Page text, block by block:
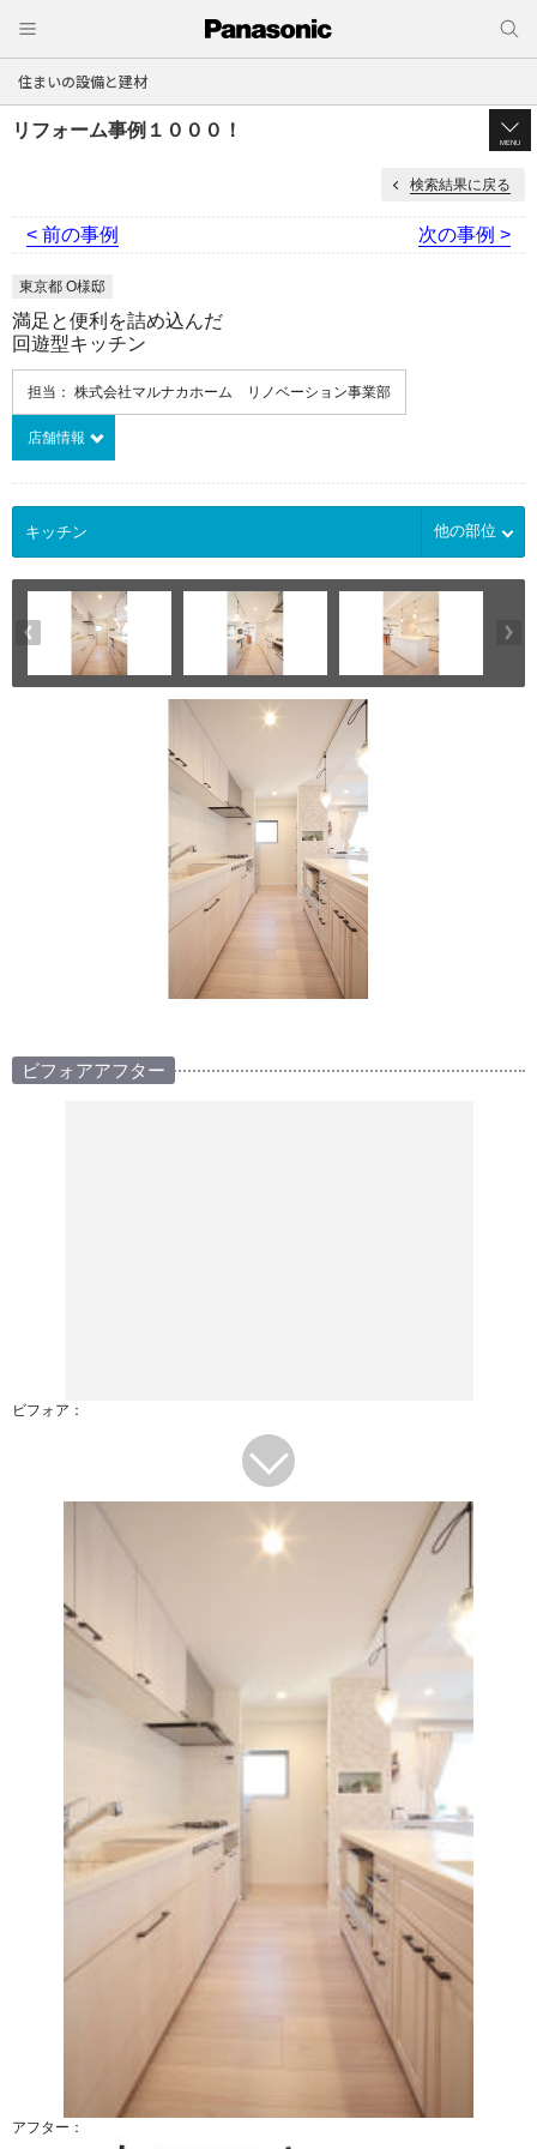
住まいの設備と建材
リフォーム事例１０００！
MENU
検索結果に戻る
< 前の事例 次の事例 >
東京都 O様邸
満足と便利を詰め込んだ
回遊型キッチン
担当： 株式会社マルナカホーム リノベーション事業部
店舗情報
他の部位
ビフォアアフター
ビフォア：
アフター：